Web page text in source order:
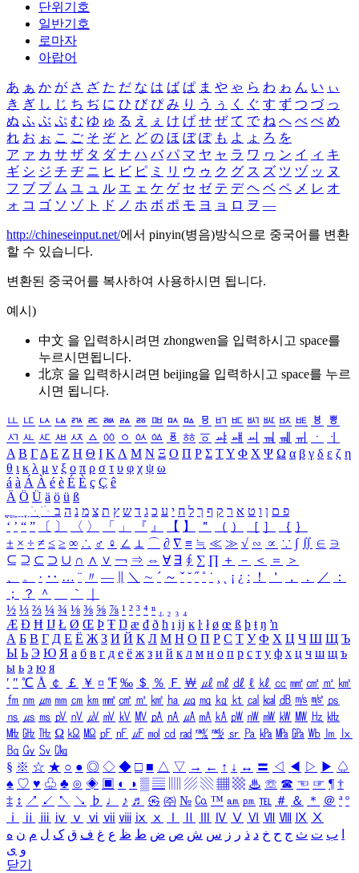
단위기호
일반기호
로마자
아랍어
あ ぁ か が さ ざ た だ な は ば ぱ ま や ゃ ら わ ゎ ん い ぃ
き ぎ し じ ち ぢ に ひ び ぴ み り う ぅ く ぐ す ず つ づ っ
ぬ ふ ぶ ぷ む ゆ ゅ る え ぇ け げ せ ぜ て で ね へ べ ぺ め
れ お ぉ こ ご そ ぞ と ど の ほ ぼ ぽ も よ ょ ろ を
ア ァ カ サ ザ タ ダ ナ ハ バ パ マ ヤ ャ ラ ワ ヮ ン イ ィ キ
ギ シ ジ チ ヂ ニ ヒ ビ ピ ミ リ ウ ゥ ク グ ス ズ ツ ヅ ッ ヌ
フ ブ プ ム ユ ュ ル エ ェ ケ ゲ セ ゼ テ デ ヘ ベ ペ メ レ オ
ォ コ ゴ ソ ゾ ト ド ノ ホ ボ ポ モ ヨ ョ ロ ヲ ―
http://chineseinput.net/에서 pinyin(병음)방식으로 중국어를 변환
할 수 있습니다.
변환된 중국어를 복사하여 사용하시면 됩니다.
예시)
中文 을 입력하시려면 zhongwen을 입력하시고 space를
누르시면됩니다.
北京 을 입력하시려면 beijing을 입력하시고 space를 누르
시면 됩니다.
ㅥ ㅦ ㅧ ㅨ ㅩ ㅪ ㅫ ㅬ ㅭ ㅮ ㅯ ㅰ ㅱ ㅲ ㅳ ㅴ ㅵ ㅶ ㅷ ㅸ
ㅹ
ㅺ ㅻ ㅼ ㅽ ㅾ ㅿ ㆀ ㆁ ㆂ ㆃ ㆄ ㆅ ㆆ ㆇ ㆈ ㆉ ㆊ ㆋ ㆌ ㆍ
ㆎ
Α Β ΓΔ Ε Ζ Η Θ Ι ΚΛ Μ Ν Ξ Ο Π Ρ Σ ΤΥ Φ Χ Ψ Ω α β γ δ ε ζ η
θ ι κ λ μ ν ξ ο π ρ σ τ υ φ χ ψ ω
á à Á À é è É È ç Ç ê
Ä Ö Ü ä ö ü ß
ִֶֹ ֻּ ׁׂ פ ם ן ו ט א ר ק ף ך ל ח י ע כ ג ד ש ץ ת צ מ נ ה ב
‘ ’ “ ” 〔 〕 〈 〉 「 」 『 』 【 】 ＂ （ ） ［ ］ ｛ ｝
± × ÷ ≠ ≤ ≥ ∞ ∴ ♂ ♀ ∠ ⊥ ⌒ ∂ ∇ ≡ ≒ ≪ ≫ √ ∽ ∝ ∵ ∫ ∬ ∈ ∋
⊆ ⊇ ⊂ ⊃ ∪ ∩ ∧ ∨ ￢ ⇒ ⇔ ∀ ∃ ∮ ∑ ∏ ＋ － ＜ ＝
＞
、
。 · ‥ … ¨ 〃 ― ＼ ∼ ´ ～ ˇ ˘ ˝ ˚ ˙ ¸ ¡ ¿ ː ！ ＇ ， ． ／
：
；
？ ＾ ｀
½ ⅓ ⅔ ¼ ¾ ⅛ ⅜ ⅝ ⅞ ¹ ² ³ ⁴ ⁿ ₁ ₂ ₃ ₄
Æ Ð Ħ Ĳ Ł Ø Œ Þ Ŧ Ŋ æ đ ð ħ ı ĳ ĸ ŀ ł ø œ ß þ ŧ ŋ ŉ
А Б В Г Д Е Ё Ж З И Й К Л М Н О П Р С Т У Ф Х Ц Ч Ш Щ Ъ
Ы Ь Э Ю Я а б в г д е ё ж з и й к л м н о п р с т у ф х ц ч ш щ ъ
ы ь э ю я
′ ″ ℃ Å ￠ ￡ ￥ ¤ ℉ ‰ ＄ ％ Ｆ ￦ ㎕ ㎖ ㎗ ℓ ㎘ ㏄ ㎣ ㎤ ㎥ ㎦
㎙ ㎚ ㎛ ㎜ ㎝ ㎞ ㎟ ㎠ ㎡ ㎢ ㏊ ㎍ ㎎ ㎏ ㏏ ㎈ ㎉ ㏈ ㎧ ㎨ ㎰
㎱ ㎲ ㎳ ㎴ ㎵ ㎶ ㎷ ㎸ ㎹ ㎀ ㎁ ㎂ ㎃ ㎄ ㎺ ㎻ ㎽ ㎾ ㎿ ㎐ ㎑
㎒ ㎓ ㎔ Ω ㏀ ㏁ ㎊ ㎋ ㎌ ㏖ ㏅ ㎭ ㎮ ㎯ ㏛ ㎩ ㎪ ㎫ ㎬ ㏝ ㏐
㏓
㏃ ㏉ ㏜ ㏆
§ ※ ☆ ★ ○ ● ◎ ◇ ◆ □ ■ △ ▽ → ← ↑ ↓ ↔ 〓 ◁ ◀ ▷ ▶ ♤
♠ ♡ ♥ ♧ ♣ ⊙ ◈ ▣ ◐ ◑ ▒ ▤ ▨ ▧ ▦ ▩ ♨ ☏ ☎ ☜ ☞ ¶ †
‡ ↕ ↗ ↙ ↖ ↘ ♭ ♩ ♪ ♬ ㉿ ㈜ № ㏇ ™ ㏂ ㏘ ℡ ＃ ＆ ＊ ＠ ª º
ⅰ
ⅱ ⅲ ⅳ ⅴ ⅵ ⅶ ⅷ ⅸ ⅹ Ⅳ Ⅴ Ⅵ Ⅶ Ⅷ Ⅸ Ⅹ
ب ت ث ج ح خ د ذ ر ز س ش ص ض ط ظ ع غ ف ق ک ل م ن ه
و ی
닫기